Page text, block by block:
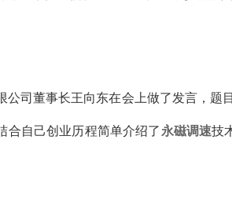
公司董事长王向东在会上做了发言，
合自己创业历程简单介绍了 永磁调速技